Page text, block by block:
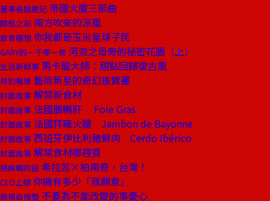
董事長嬉遊記 帝國大廈三部曲
開瓶之前 南方吹來的涼風
旅食隨想 你我都是玉米星球子民
GARY的一千零一夜 河流之母旁的秘密花園（上）
生活新鮮事 馬卡龍大師：甜點回歸復古風
特別報導 藝術新星的奇幻珠寶畫
封面故事 解禁新食材
封面故事 法國鵝鴨肝 Foie Gras
封面故事 法國拜雍火腿 Jambon de Bayonne
封面故事 西班牙伊比利豬鮮肉 Cerdo Ibérico
封面故事 解禁食材哪裡買
總編輯的話 希拉蕊×柏南奇，台灣！
CEO上線 你擁有多少「我願意」
商場自慢塾 不要為不能改變的事憂心